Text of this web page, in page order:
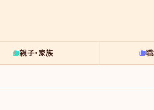
親子・家族 職